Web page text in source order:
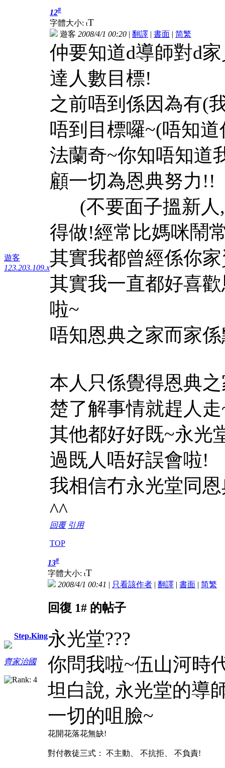
遊客
123.203.109.x
12#
字體大小: tT
遊客 2008/4/1 00:20 | 翻譯 | 書面 | 简繁
仲要知道d導師對d
達人數目標!
之前唔到係因為有(
唔到目標囉~(唔知
法蘭奇~你知唔知道
顧一切為恩典努力!!
(不要面子搵新人,
得做!經常比媽咪鬧
其實我都曾經係你
其實我一直都好喜
啦~
唔知恩典之家而家
本人只係覺得恩典
楚了解事情就趕人走
其他都好好既~永光
過既人唔好誤會啦!
我相信冇永光堂同
^^
回覆 引用
TOP
Step.King
齊家治國
13#
字體大小: tT
2008/4/1 00:41 | 只看該作者 | 翻譯 | 書面 | 简繁
回復 1# 的帖子
永光堂???
你問我啦~伍山河時
坦白說, 永光堂的導
一切的咀臉~
花開花落花無缺!
對付教徒三式： 不主動、 不抗拒、 不負責!